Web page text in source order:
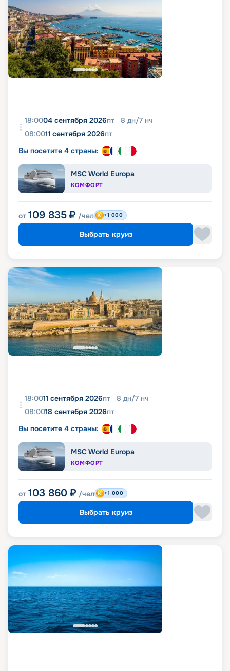
18:0004 сентября 2026пт 8 дн/7 нч
08:0011 сентября 2026пт
Вы посетите 4 страны:
MSC World Europa
КОМФОРТ
от 109 835 ₽ /чел +1 000
Выбрать круиз
18:0011 сентября 2026пт 8 дн/7 нч
08:0018 сентября 2026пт
Вы посетите 4 страны:
MSC World Europa
КОМФОРТ
от 103 860 ₽ /чел +1 000
Выбрать круиз